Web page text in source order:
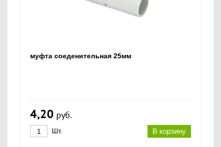
муфта соеденительная 25мм
4,20 руб.
В корзину
Шт.